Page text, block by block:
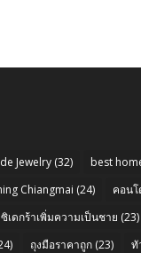
Jewelry (32) best
Chiangmai (24) คอนโ
ซิเดกร้าเพิ่มความเป็นชาย (23)
ถุงมือราคาถูก (23) ทั